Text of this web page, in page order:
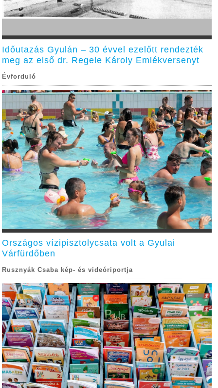
Időutazás Gyulán – 30 évvel ezelőtt rendezték
meg az első dr. Regele Károly Emlékversenyt
Évforduló
Országos vízipisztolycsata volt a Gyulai
Várfürdőben
Rusznyák Csaba kép- és videóriportja